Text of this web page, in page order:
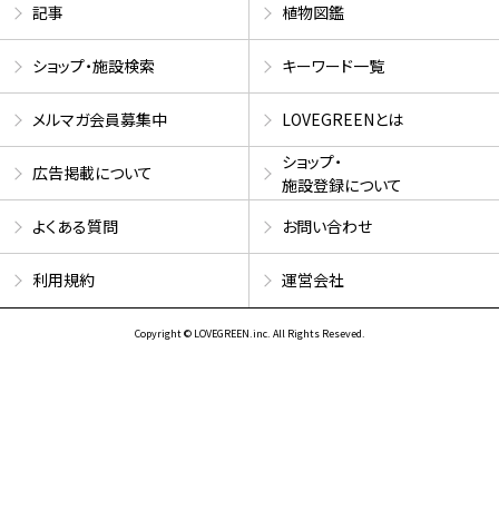
記事 植物図鑑
ショップ・施設検索 キーワード一覧
メルマガ会員募集中 LOVEGREENとは
広告掲載について
ショップ・
施設登録について
よくある質問
お問い合わせ
利用規約 運営会社
Copyright © LOVEGREEN.inc. All Rights Reseved.